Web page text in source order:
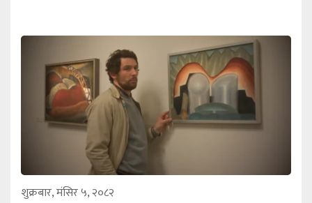
शुक्रबार, मंसिर ५, २०८२